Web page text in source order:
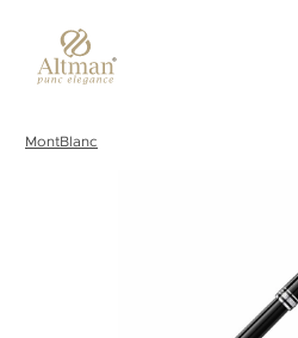
MontBlanc